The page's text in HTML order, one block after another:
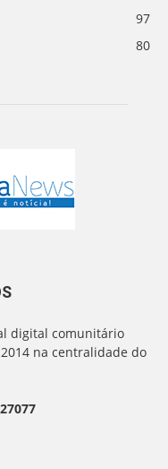
97
80
digital comunitário
na centralidade do